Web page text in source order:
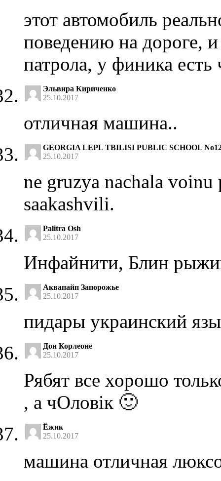
этот автомобиль
поведению на дороге,
патрола, у финика есть
Эльвира Кириченко
25.10.2017
отличная машина..
GEORGIA LEPL TBILISI PUBLIC SCHOOL
25.10.2017
ne gruzya nachala
saakashvili.
Palitra Osh
25.10.2017
Инфайнити, Блин
Аквапайп Запорожье
25.10.2017
пидары украинский
Дон Корлеоне
25.10.2017
Рябят все хорошо
, а чОловік 🙂
Ёжик
25.10.2017
машина отличная